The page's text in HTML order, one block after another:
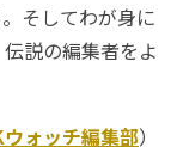
そしてわが身に
説の編集者をよ
ォッチ編集部）